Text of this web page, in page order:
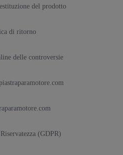
del prodotto
di ritorno
delle controversie
(GDPR)